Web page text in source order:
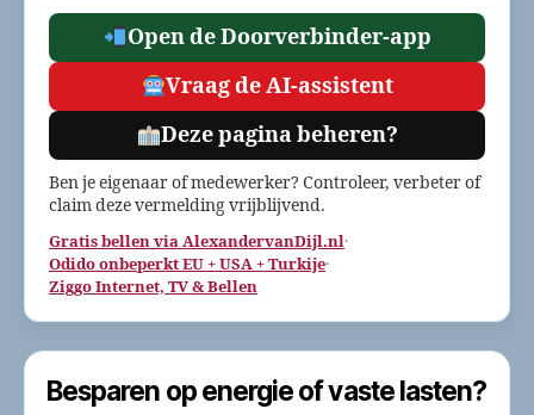
Open de Doorverbinder-app
Vraag de AI-assistent
Deze pagina beheren?
Ben je eigenaar of medewerker? Controleer, verbeter of
claim deze vermelding vrijblijvend.
Gratis bellen via AlexandervanDijl.nl·
Odido onbeperkt EU + USA + Turkije·
Ziggo Internet, TV & Bellen
Besparen op energie of vaste lasten?